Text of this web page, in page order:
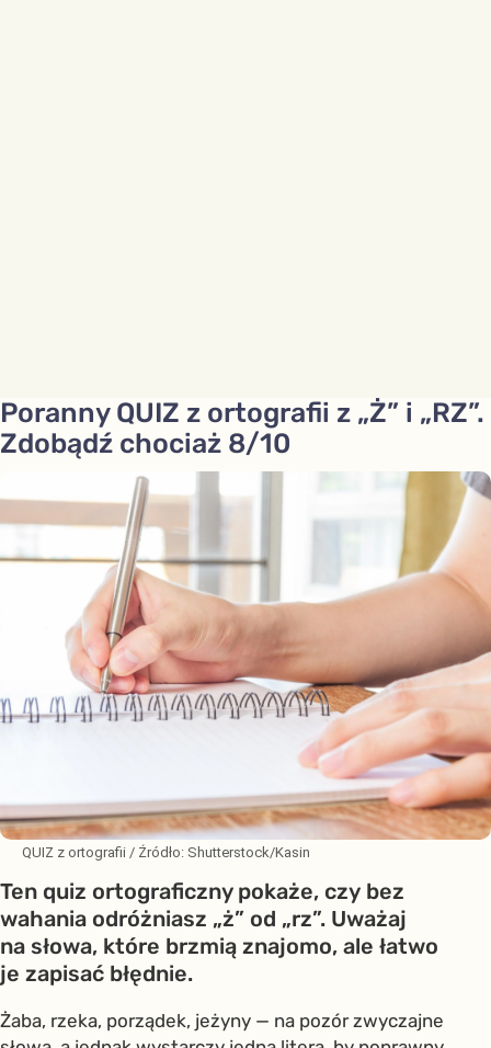
Poranny QUIZ z ortografii z „Ż” i „RZ”.
Zdobądź chociaż 8/10
QUIZ z ortografii / Źródło: Shutterstock/Kasin
Ten quiz ortograficzny pokaże, czy bez
wahania odróżniasz „ż” od „rz”. Uważaj
na słowa, które brzmią znajomo, ale łatwo
je zapisać błędnie.
Żaba, rzeka, porządek, jeżyny — na pozór zwyczajne